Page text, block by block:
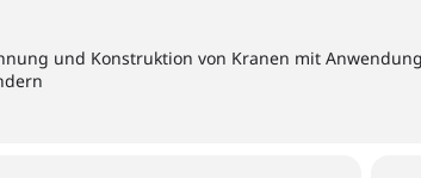
und Konstruktion von Kranen mit